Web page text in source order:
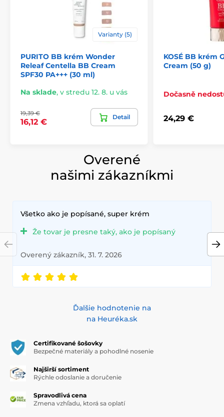
Varianty (5)
PURITO BB krém Wonder
Releaf Centella BB Cream
SPF30 PA+++ (30 ml)
Na sklade, v stredu 12. 8. u vás
19,39 €
16,12 €
Detail
KOSÉ BB krém
Cream (50 g)
Dočasně
24,29 €
Overené
našimi zákazníkmi
Všetko ako je popísané, super krém
Že tovar je presne taký, ako je popísaný
Overený zákazník, 31. 7. 2026
Ďalšie hodnotenie na
na Heuréka.sk
Certifikované šošovky
Bezpečné materiály a pohodlné nosenie
Najširší sortiment
Rýchle odoslanie a doručenie
Spravodlivá cena
Zmena vzhľadu, ktorá sa oplatí